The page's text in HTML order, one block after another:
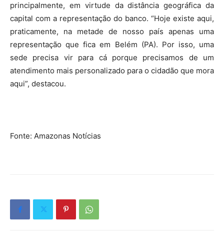
principalmente, em virtude da distância geográfica da
capital com a representação do banco. “Hoje existe aqui,
praticamente, na metade de nosso país apenas uma
representação que fica em Belém (PA). Por isso, uma
sede precisa vir para cá porque precisamos de um
atendimento mais personalizado para o cidadão que mora
aqui”, destacou.
Fonte: Amazonas Notícias